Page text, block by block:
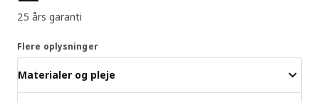
25 års garanti
Flere oplysninger
Materialer og pleje